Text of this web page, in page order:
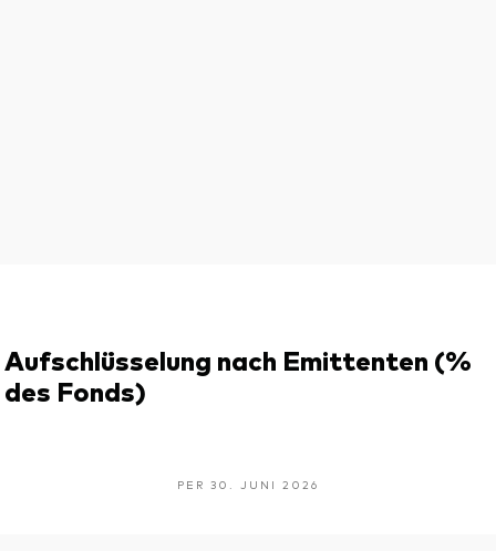
Aufschlüsselung nach Emittenten (%
des Fonds)
PER 30. JUNI 2026